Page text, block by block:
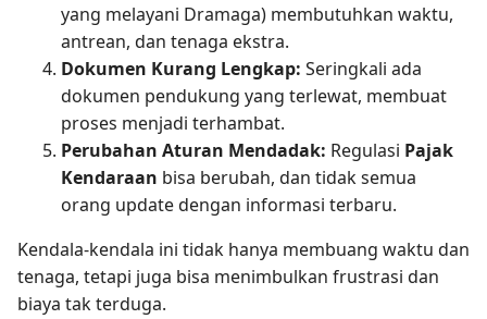
yang melayani Dramaga) membutuhkan waktu,
antrean, dan tenaga ekstra.
Dokumen Kurang Lengkap: Seringkali ada
dokumen pendukung yang terlewat, membuat
proses menjadi terhambat.
Perubahan Aturan Mendadak: Regulasi Pajak
Kendaraan bisa berubah, dan tidak semua
orang update dengan informasi terbaru.
Kendala-kendala ini tidak hanya membuang waktu dan
tenaga, tetapi juga bisa menimbulkan frustrasi dan
biaya tak terduga.